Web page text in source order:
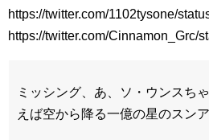
https://twitter.com/1102tysone/
https://twitter.com/Cinnamon_Grc/
ミッシング、あ、ソ・ウンスち
えば空から降る一億の星のスンア